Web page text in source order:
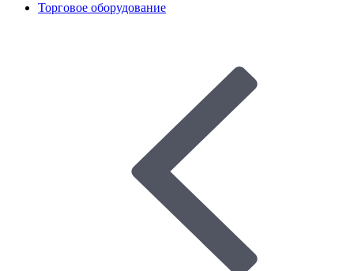
Торговое оборудование